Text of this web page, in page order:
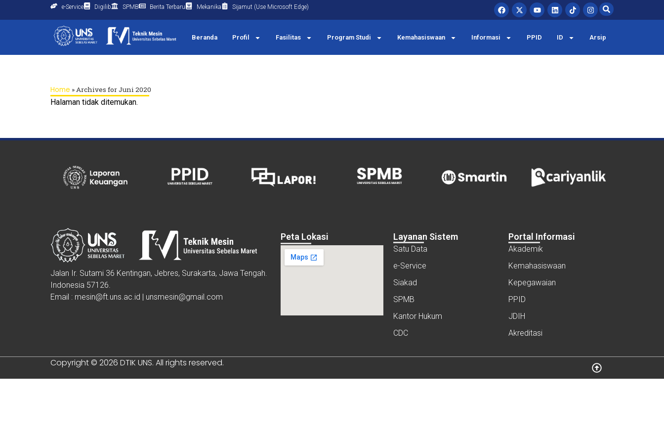
e-Service Digilib SPMB Berita Terbaru Mekanika Sijamut (Use Microsoft Edge)
Beranda Profil Fasilitas Program Studi Kemahasiswaan Informasi PPID ID Arsip
Home »Archives for Juni 2020
Halaman tidak ditemukan.
Jalan Ir. Sutami 36 Kentingan, Jebres, Surakarta, Jawa Tengah.
Indonesia 57126.
Email : mesin@ft.uns.ac.id | unsmesin@gmail.com
Peta Lokasi Layanan Sistem
Satu Data
e-Service
Siakad
SPMB
Kantor Hukum
CDC
Portal Informasi
Akademik
Kemahasiswaan
Kepegawaian
PPID
JDIH
Akreditasi
Copyright © 2026 DTIK UNS. All rights reserved.